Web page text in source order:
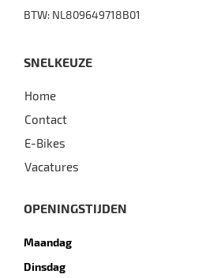
BTW: NL809649718B01
SNELKEUZE
Home
Contact
E-Bikes
Vacatures
OPENINGSTIJDEN
Maandag
Dinsdag